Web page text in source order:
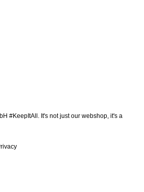
#KeepItAll. It's not just our webshop, it's a